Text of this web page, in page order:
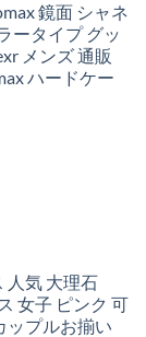
鏡面 シャネ
ータイプ グッ
メンズ 通販
ハードケー
人気 大理石
女子 ピンク 可
ップルお揃い